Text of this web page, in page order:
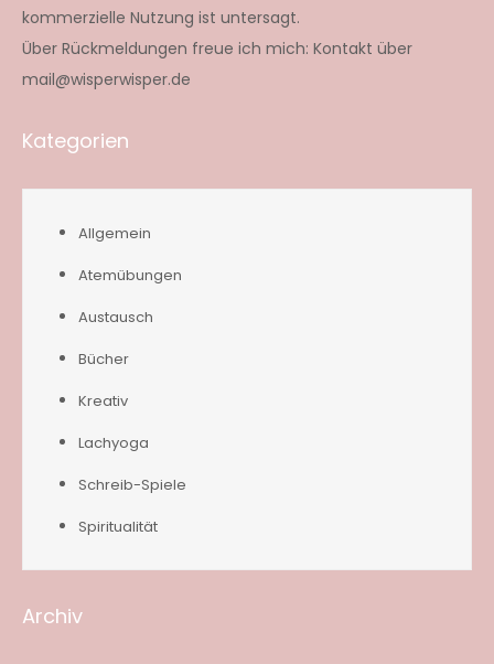
kommerzielle Nutzung ist untersagt.
Über Rückmeldungen freue ich mich: Kontakt über
mail@wisperwisper.de
Kategorien
Allgemein
Atemübungen
Austausch
Bücher
Kreativ
Lachyoga
Schreib-Spiele
Spiritualität
Archiv